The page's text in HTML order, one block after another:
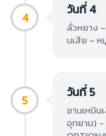
4 วันที่ 4
ลั่วหยาง
นเสีย – ห
5 วันที่ 5
ซานเหมิ
อุทยาน)